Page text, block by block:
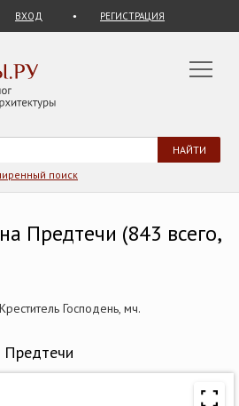
ВХОД РЕГИСТРАЦИЯ
поиск
Предтечи (843 всего,
Господень, мч.
Предтечи